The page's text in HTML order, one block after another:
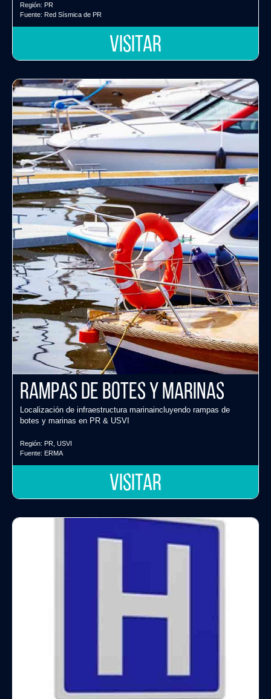
Región: PR
Fuente: Red Sísmica de PR
VISITAR
Rampas de botes y marinas
Localización de infraestructura marinaincluyendo rampas de
botes y marinas en PR & USVI
Región: PR USVI
Fuente: ERMA
VISITAR